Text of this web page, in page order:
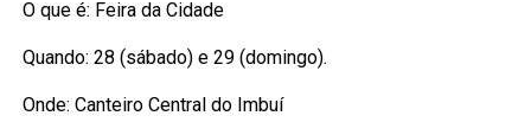
O que é: Feira da Cidade
Quando: 28 (sábado) e 29 (domingo).
Onde: Canteiro Central do Imbuí